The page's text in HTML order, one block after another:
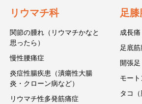
リウマチ科
関節の腫れ（リウマチかなと
思ったら）
慢性腰痛症
炎症性腸疾患（潰瘍性大腸
炎・クローン病など）
リウマチ性多発筋痛症
足
成長痛
足底
開張足
モート
タコ